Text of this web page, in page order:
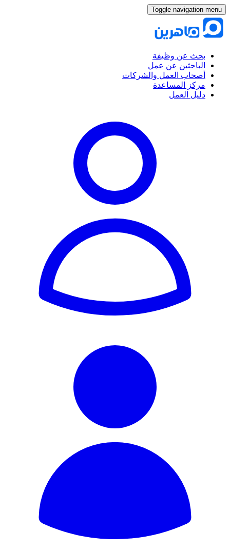
Toggle navigation menu
بحث عن وظيفة
الباحثين عن عمل
أصحاب العمل والشركات
مركز المساعدة
دليل العمل